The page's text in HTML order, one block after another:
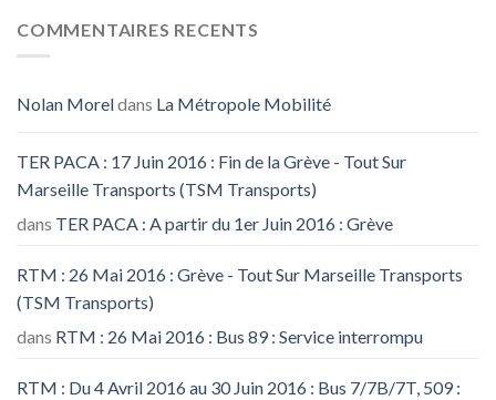
COMMENTAIRES RECENTS
Nolan Moreldans La Métropole Mobilité
TER PACA : 17 Juin 2016 : Fin de la Grève - Tout Sur
Marseille Transports (TSM Transports)
dans TER PACA : A partir du 1er Juin 2016 : Grève
RTM : 26 Mai 2016 : Grève - Tout Sur Marseille Transports
(TSM Transports)
dans RTM : 26 Mai 2016 : Bus 89 : Service interrompu
RTM : Du 4 Avril 2016 au 30 Juin 2016 : Bus 7/7B/7T, 509 :